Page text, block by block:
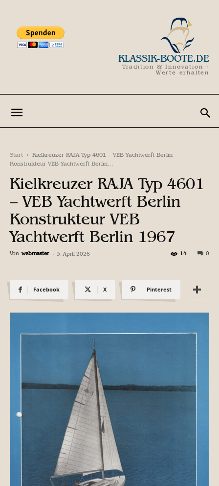
KLASSIK-BOOTE.DE
Tradition & Innovation -
Werte erhalten
Start
Kielkreuzer RAJA Typ 4601 – VEB Yachtwerft Berlin
Konstrukteur VEB Yachtwerft Berlin...
Kielkreuzer RAJA Typ 4601
– VEB Yachtwerft Berlin
Konstrukteur VEB
Yachtwerft Berlin 1967
Von webmaster - 3. April 2026 0
14
Facebook X Pinterest